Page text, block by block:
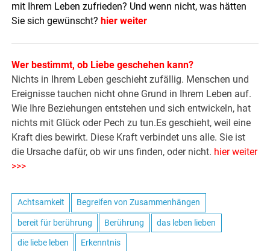
mit Ihrem Leben zufrieden? Und wenn nicht, was hätten
Sie sich gewünscht? hier weiter
Wer bestimmt, ob Liebe geschehen kann?
Nichts in Ihrem Leben geschieht zufällig. Menschen und
Ereignisse tauchen nicht ohne Grund in Ihrem Leben auf.
Wie Ihre Beziehungen entstehen und sich entwickeln, hat
nichts mit Glück oder Pech zu tun.Es geschieht, weil eine
Kraft dies bewirkt. Diese Kraft verbindet uns alle. Sie ist
die Ursache dafür, ob wir uns finden, oder nicht. hier weiter
>>>
Achtsamkeit Begreifen von Zusammenhängen
bereit für berührung Berührung das leben lieben
die liebe leben Erkenntnis